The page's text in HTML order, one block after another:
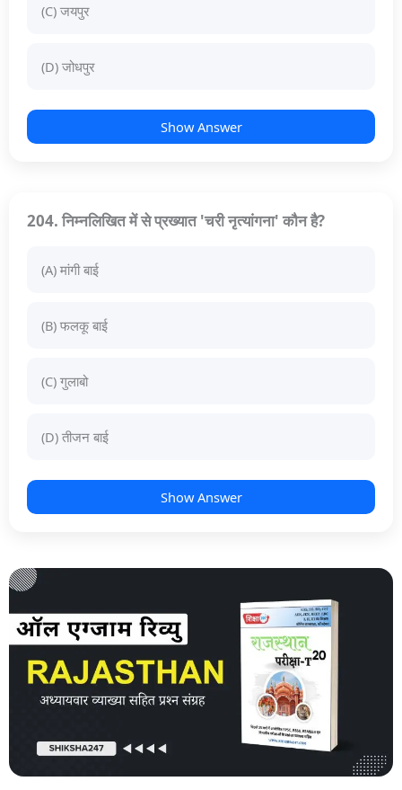
(C) जयपुर
(D) जोधपुर
Show Answer
204. निम्नलिखित में से प्रख्यात 'चरी नृत्यांगना' कौन है?
(A) मांगी बाई
(B) फलकू बाई
(C) गुलाबो
(D) तीजन बाई
Show Answer